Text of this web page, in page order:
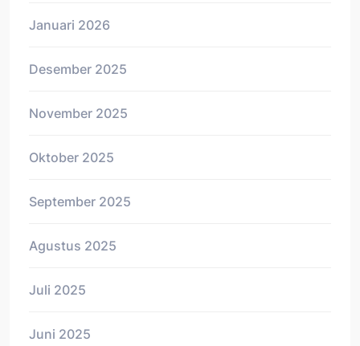
Januari 2026
Desember 2025
November 2025
Oktober 2025
September 2025
Agustus 2025
Juli 2025
Juni 2025